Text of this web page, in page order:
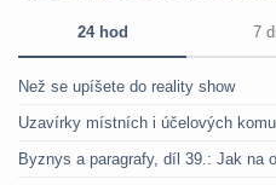
24 hod 7
Než se upíšete do reality show
Uzavírky místních i účelových
Byznys a paragrafy, díl 39.: Jak na